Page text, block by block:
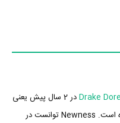
Drake
در 2 سال پیش یعنی
سال 1396 در گونه درام و عاشقانه تولید شده است. Newness توانست در